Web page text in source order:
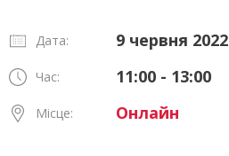
Дата: 9 червня 2022
Час: 11:00 - 13:00
Місце: Онлайн